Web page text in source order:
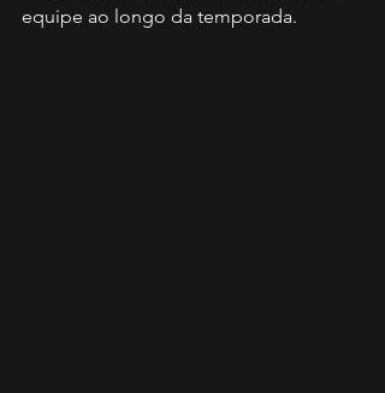
equipe ao longo da temporada.